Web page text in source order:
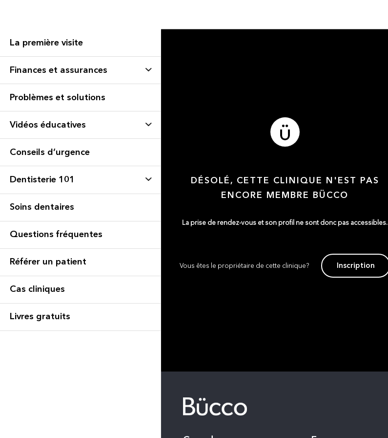
La première visite
Finances et assurances
Problèmes et solutions
Vidéos éducatives
Conseils d’urgence
Dentisterie 101
Soins dentaires
Questions fréquentes
Référer un patient
Cas cliniques
Livres gratuits
DÉSOLÉ, CETTE CLINIQUE N'EST PAS
ENCORE MEMBRE BÜCCO
La prise de rendez-vous et son profil ne sont donc pas accessibles.
Vous êtes le propriétaire de cette clinique? Inscription